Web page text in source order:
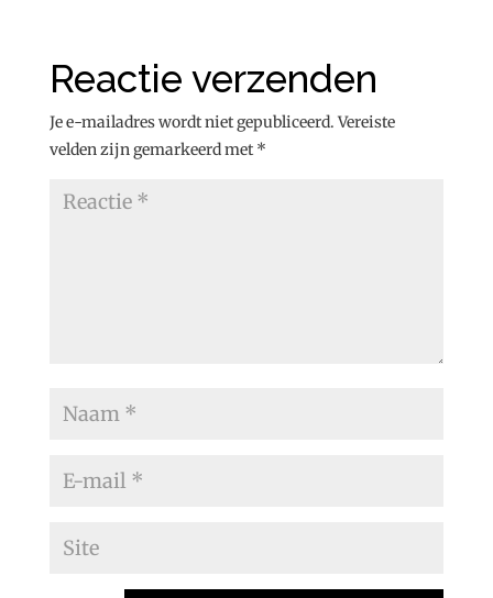
Reactie verzenden
Je e-mailadres wordt niet gepubliceerd. Vereiste
velden zijn gemarkeerd met *